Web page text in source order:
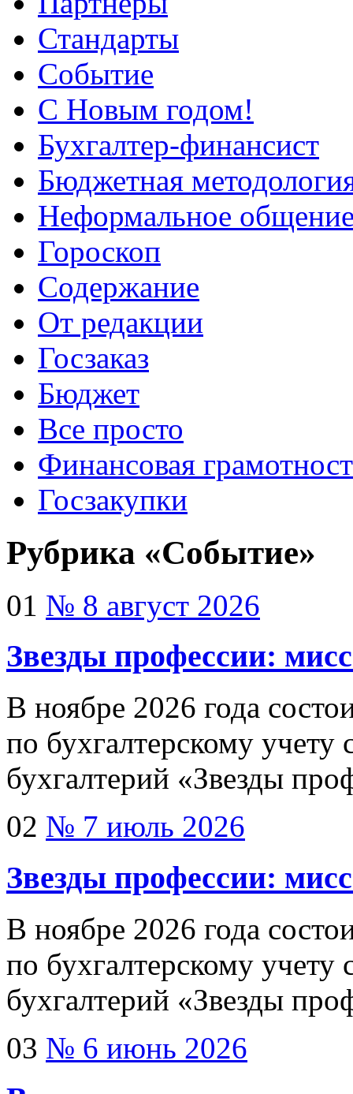
Стандарты
Событие
С Новым годом!
Бухгалтер-финансист
Бюджетная
Неформальное
Гороскоп
Содержание
От редакции
Госзаказ
Бюджет
Все просто
Финансовая
Госзакупки
Рубрика «Событие»
01 № 8 август 2026
Звезды профессии:
В ноябре 2026 года
по бухгалтерскому учету
бухгалтерий «Звезды
02 № 7 июль 2026
Звезды профессии:
В ноябре 2026 года
по бухгалтерскому учету
бухгалтерий «Звезды
03 № 6 июнь 2026